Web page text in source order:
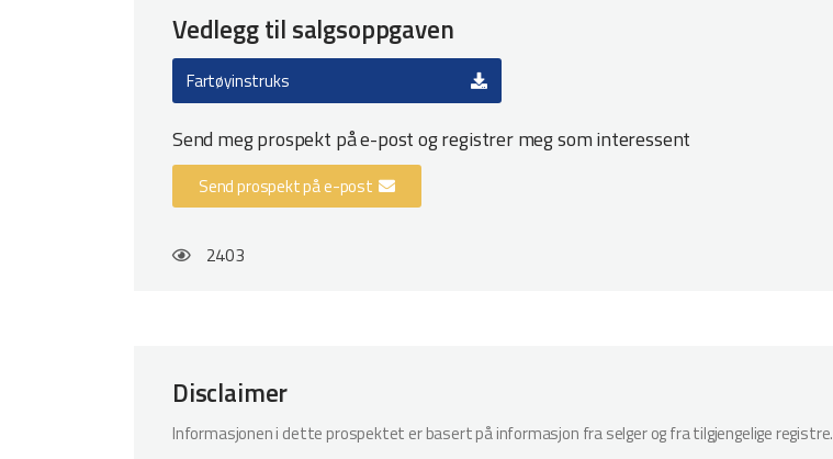
Vedlegg til salgsoppgaven
Fartøyinstruks
Send meg prospekt på e-post og registrer meg som interessent
Send prospekt på e-post
2403
Disclaimer
Informasjonen i dette prospektet er basert på informasjon fra selger og fra tilgjengelige registre.